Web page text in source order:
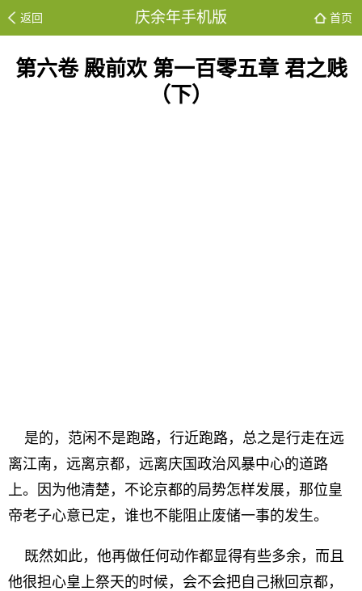
返回 庆余年手机版 首页
第六卷 殿前欢 第一百零五章 君之贱
（下）
是的，范闲不是跑路，行近跑路，总之是行走在远
离江南，远离京都，远离庆国政治风暴中心的道路
上。因为他清楚，不论京都的局势怎样发展，那位皇
帝老子心意已定，谁也不能阻止废储一事的发生。
既然如此，他再做任何动作都显得有些多余，而且
他很担心皇上祭天的时候，会不会把自己揪回京都，